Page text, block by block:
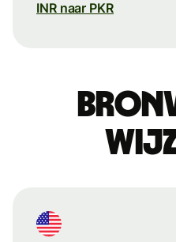
INR naar PKR